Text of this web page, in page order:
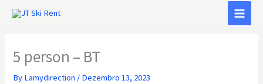
5 person – BT
By Lamydirection / Dezembro 13, 2023